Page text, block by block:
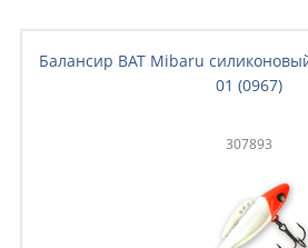
Балансир BAT Mibaru
01 (0967)
307893